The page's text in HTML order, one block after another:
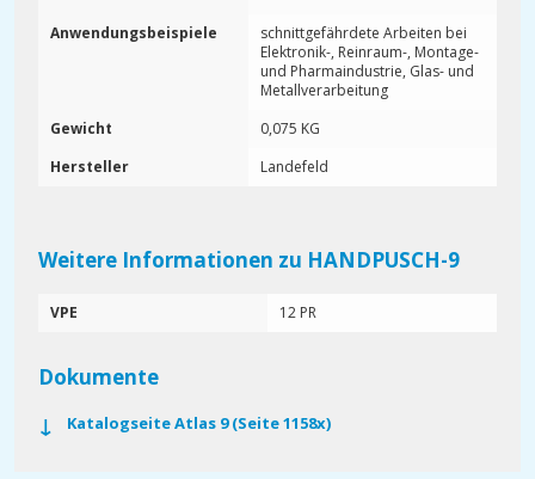
Anwendungsbeispiele
schnittgefährdete Arbeiten bei
Elektronik-, Reinraum-, Montage-
und Pharmaindustrie, Glas- und
Metallverarbeitung
Gewicht
0,075 KG
Hersteller
Landefeld
Weitere Informationen zu HANDPUSCH-9
VPE 12 PR
Dokumente
Katalogseite Atlas 9 (Seite 1158x)